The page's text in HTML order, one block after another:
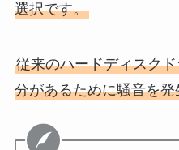
選択です。
従来のハードディスク
分があるために騒音を